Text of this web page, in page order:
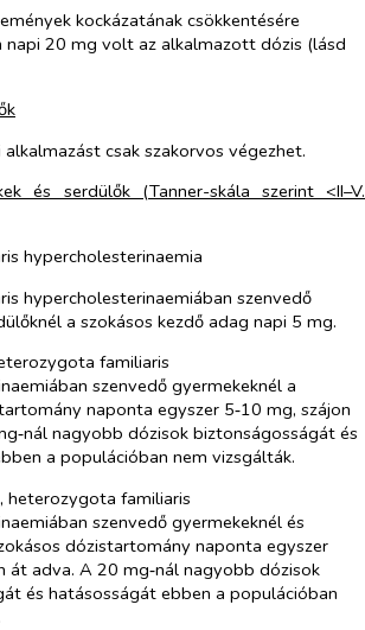
kockázatának csökkentésére
napi 20 mg volt az alkalmazott dózis (lásd
csak szakorvos végezhet.
és serdülők (Tanner-skála szerint <II–V.
hypercholesterinaemia
hypercholesterinaemiában szenvedő
a szokásos kezdő adag napi 5 mg.
familiaris
szenvedő gyermekeknél a
naponta egyszer 5‑10 mg, szájon
nagyobb dózisok biztonságosságát és
a populációban nem vizsgálták.
heterozygota familiaris
szenvedő gyermekeknél és
dózistartomány naponta egyszer
át adva. A 20 mg‑nál nagyobb dózisok
és hatásosságát ebben a populációban